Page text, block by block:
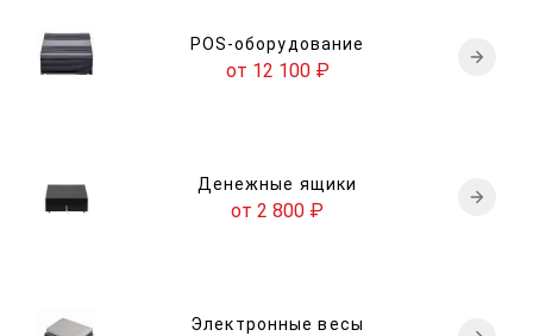
POS-оборудование
от 12 100 ₽
Денежные ящики
от 2 800 ₽
Электронные весы